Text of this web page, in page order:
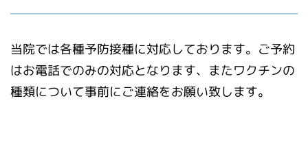
当院では各種予防接種に対応しております。ご予約
はお電話でのみの対応となります、またワクチンの
種類について事前にご連絡をお願い致します。